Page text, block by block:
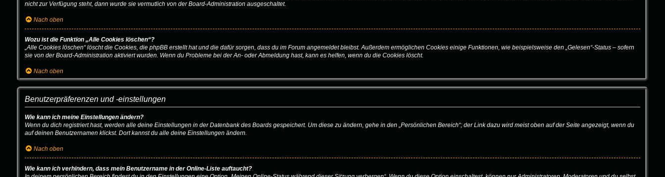
nicht zur Verfügung steht, dann wurde sie vermutlich von der Board-Administration ausgeschaltet.
Nach oben
Wozu ist die Funktion „Alle Cookies löschen“?
„Alle Cookies löschen“ löscht die Cookies, die phpBB erstellt hat und die dafür sorgen, dass du im Forum angemeldet bleibst. Außerdem ermöglichen Cookies einige Funktionen, wie beispielsweise den „Gelesen“-Status – sofern
sie von der Board-Administration aktiviert wurden. Wenn du Probleme bei der An- oder Abmeldung hast, kann es helfen, wenn du die Cookies löscht.
Nach oben
Benutzerpräferenzen und -einstellungen
Wie kann ich meine Einstellungen ändern?
Wenn du dich registriert hast, werden alle deine Einstellungen in der Datenbank des Boards gespeichert. Um diese zu ändern, gehe in den „Persönlichen Bereich“; der Link dazu wird meist oben auf der Seite angezeigt, wenn du
auf deinen Benutzernamen klickst. Dort kannst du alle deine Einstellungen ändern.
Nach oben
Wie kann ich verhindern, dass mein Benutzername in der Online-Liste auftaucht?